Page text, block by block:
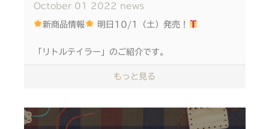
みんなの希望を詰め込んだ 飾って遊べる『リトルテ
- - - - - - - - - - - - -
みください♪
October 01 2022 news
新商品情報 明日10/1（土）発売！
「リトルテイラー」のご紹介です。
インテリアにこだわりたい大人の想いと いつでも遊
びたいお子さまの気持ち。
もちゃです。
もっと見る